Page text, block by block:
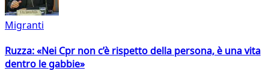
Migranti
Ruzza: «Nei Cpr non c’è rispetto della persona, è una vita
dentro le gabbie»